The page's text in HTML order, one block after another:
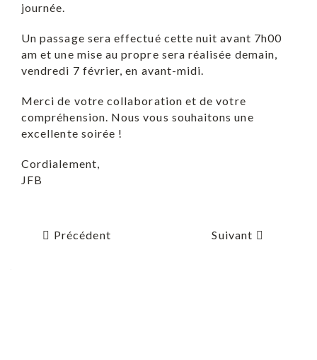
journée.
Un passage sera effectué cette nuit avant 7h00
am et une mise au propre sera réalisée demain,
vendredi 7 février, en avant-midi.
Merci de votre collaboration et de votre
compréhension. Nous vous souhaitons une
excellente soirée !
Cordialement,
JFB
Précédent Suivant